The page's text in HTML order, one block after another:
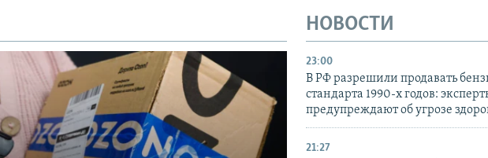
НОВОСТИ
23:00
В РФ разрешили продавать
стандарта 1990-х годов:
предупреждают об угрозе
21:27